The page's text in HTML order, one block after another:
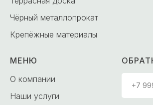
Чёрный металлопрокат
Крепёжные материалы
МЕНЮ
О компании
Наши услуги